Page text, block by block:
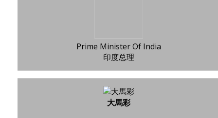
Prime Minister Of India
印度总理
大馬彩